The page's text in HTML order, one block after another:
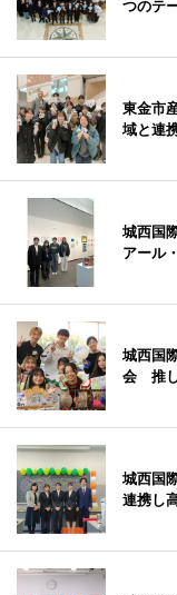
つのテ
東金市
域と連
城西国
アール
城西国
会 推
城西国
連携し